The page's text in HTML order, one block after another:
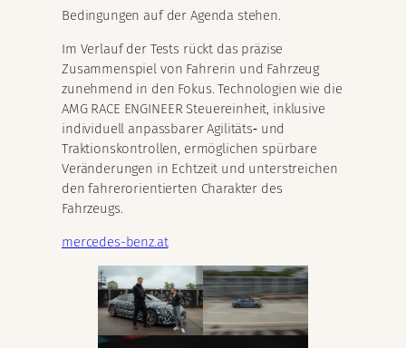
Bedingungen auf der Agenda stehen.
Im Verlauf der Tests rückt das präzise
Zusammenspiel von Fahrerin und Fahrzeug
zunehmend in den Fokus. Technologien wie die
AMG RACE ENGINEER Steuereinheit, inklusive
individuell anpassbarer Agilitäts‑ und
Traktionskontrollen, ermöglichen spürbare
Veränderungen in Echtzeit und unterstreichen
den fahrerorientierten Charakter des
Fahrzeugs.
mercedes-benz.at